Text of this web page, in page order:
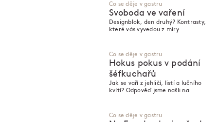
Co se děje v gastru
Svoboda ve vaření
Designblok, den druhý? Kontrasty,
které vás vyvedou z míry.
Co se děje v gastru
Hokus pokus v podání
šéfkuchařů
Jak se vaří z jehličí, listí a lučního
kvítí? Odpověď jsme našli na
Co se děje v gastru